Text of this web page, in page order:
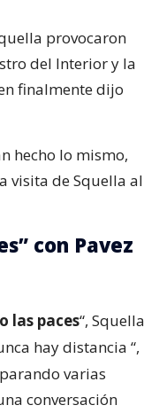
provocaron
del Interior y la
finalmente dijo
hecho lo mismo,
visita de Squella al
con Pavez
las paces“, Squella
hay distancia “,
varias
conversación